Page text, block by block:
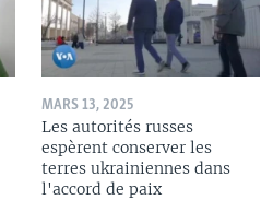
MARS 13, 2025
Les autorités russes
espèrent conserver les
terres ukrainiennes dans
l'accord de paix